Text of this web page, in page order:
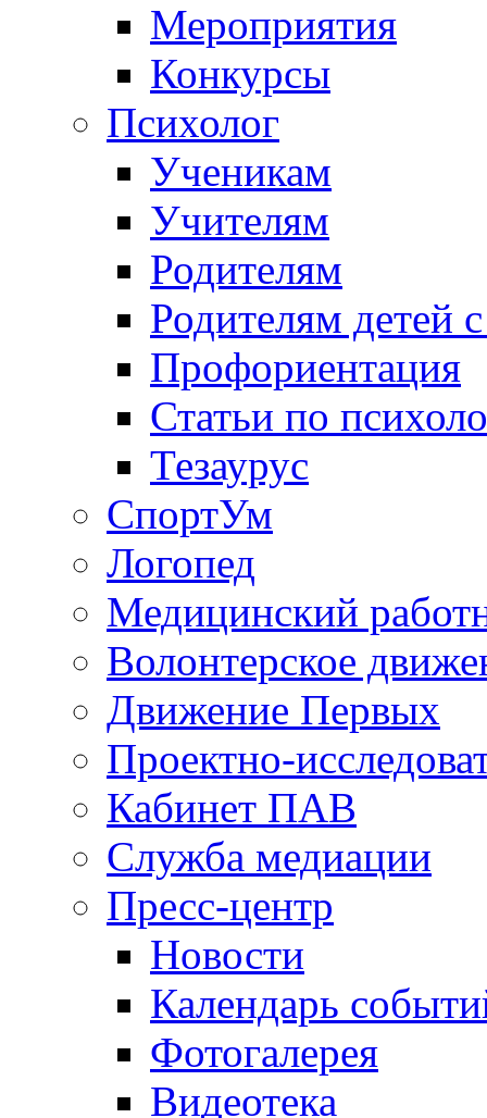
Мероприятия
Конкурсы
Психолог
Ученикам
Учителям
Родителям
Родителям детей
Профориентация
Статьи по
Тезаурус
СпортУм
Логопед
Медицинский
Волонтерское
Движение Первых
Проектно-
Кабинет ПАВ
Служба медиации
Пресс-центр
Новости
Календарь
Фотогалерея
Видеотека